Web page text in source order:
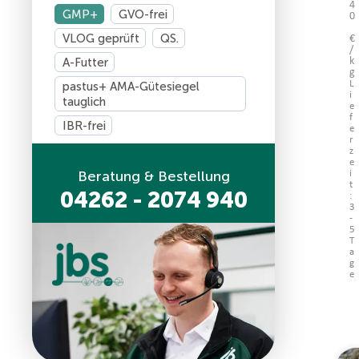
GMP+
GVO-frei
VLOG geprüft
QS.
A-Futter
pastus+ AMA-Gütesiegel
tauglich
IBR-frei
Beratung & Bestellung
04262 - 2074 940
4
0
€
/
k
g
L
i
e
f
e
r
z
e
i
t
:
3
-
5
T
a
g
e